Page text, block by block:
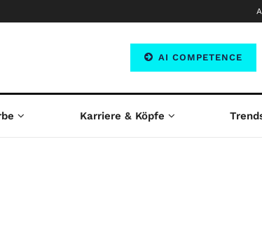
AI COMPETENCE
Karriere & Köpfe